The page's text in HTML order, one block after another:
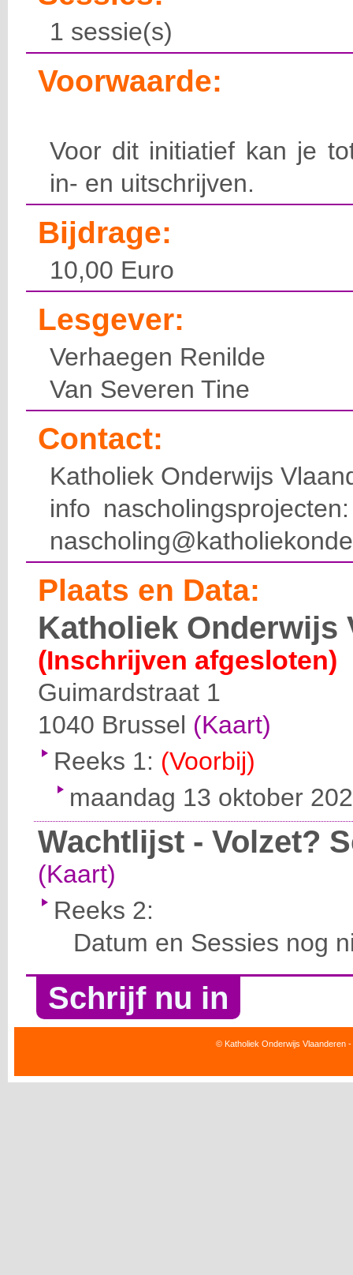
1 sessie(s)
Voorwaarde:
Voor dit initiatief kan je
in- en uitschrijven.
Bijdrage:
10,00 Euro
Lesgever:
Verhaegen Renilde
Van Severen Tine
Contact:
Katholiek Onderwijs
info
Plaats en Data:
Katholiek Onderwijs
(Inschrijven afgesloten)
Guimardstraat 1
1040 Brussel (Kaart)
Reeks 1: (Voorbij)
maandag 13 oktober
Wachtlijst - Volzet?
(Kaart)
Reeks 2:
Datum en Sessies nog
Schrijf nu in
© Katholiek Onderwijs Vlaanderen